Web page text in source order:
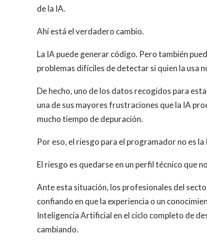
de la IA.
Ahí está el verdadero cambio.
La IA puede generar código. Pero también
problemas difíciles de detectar si quien la usa
De hecho, uno de los datos recogidos para
una de sus mayores frustraciones que la IA
mucho tiempo de depuración.
Por eso, el riesgo para el programador no es la
El riesgo es quedarse en un perfil técnico que
Ante esta situación, los profesionales del
confiando en que la experiencia o un
Inteligencia Artificial en el ciclo completo de
cambiando.